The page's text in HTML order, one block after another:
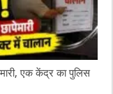
एक केंद्र का पुलिस